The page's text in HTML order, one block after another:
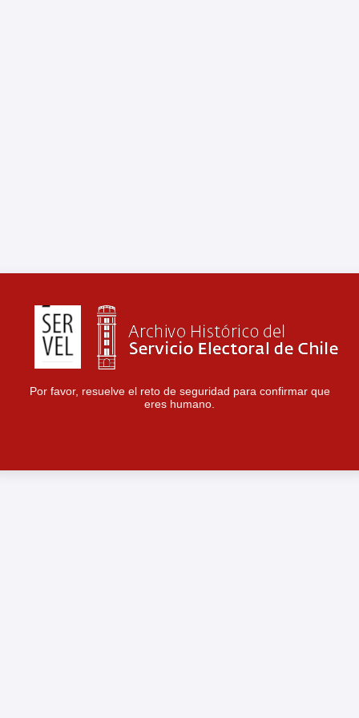
Por favor, resuelve el reto de seguridad para confirmar que
eres humano.